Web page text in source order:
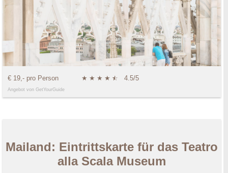
€ 19,- pro Person ★ ★ ★ ★ ★
☆ 4.5/5
Angebot von GetYourGuide
Mailand: Eintrittskarte für das Teatro
alla Scala Museum